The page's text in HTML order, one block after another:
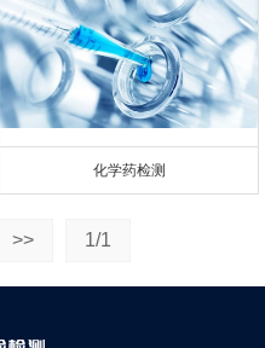
化学药检测
>> 1/1